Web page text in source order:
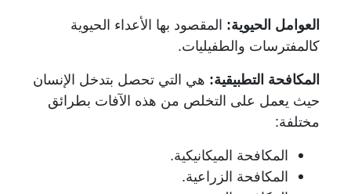
العوامل الحيوية: المقصود بها الأعداء الحيوية
كالمفترسات والطفيليات.
المكافحة التطبيقية: هي التي تحصل بتدخل الإنسان
حيث يعمل على التخلص من هذه الآفات بطرائق
مختلفة:
المكافحة الميكانيكية.
المكافحة الزراعية.